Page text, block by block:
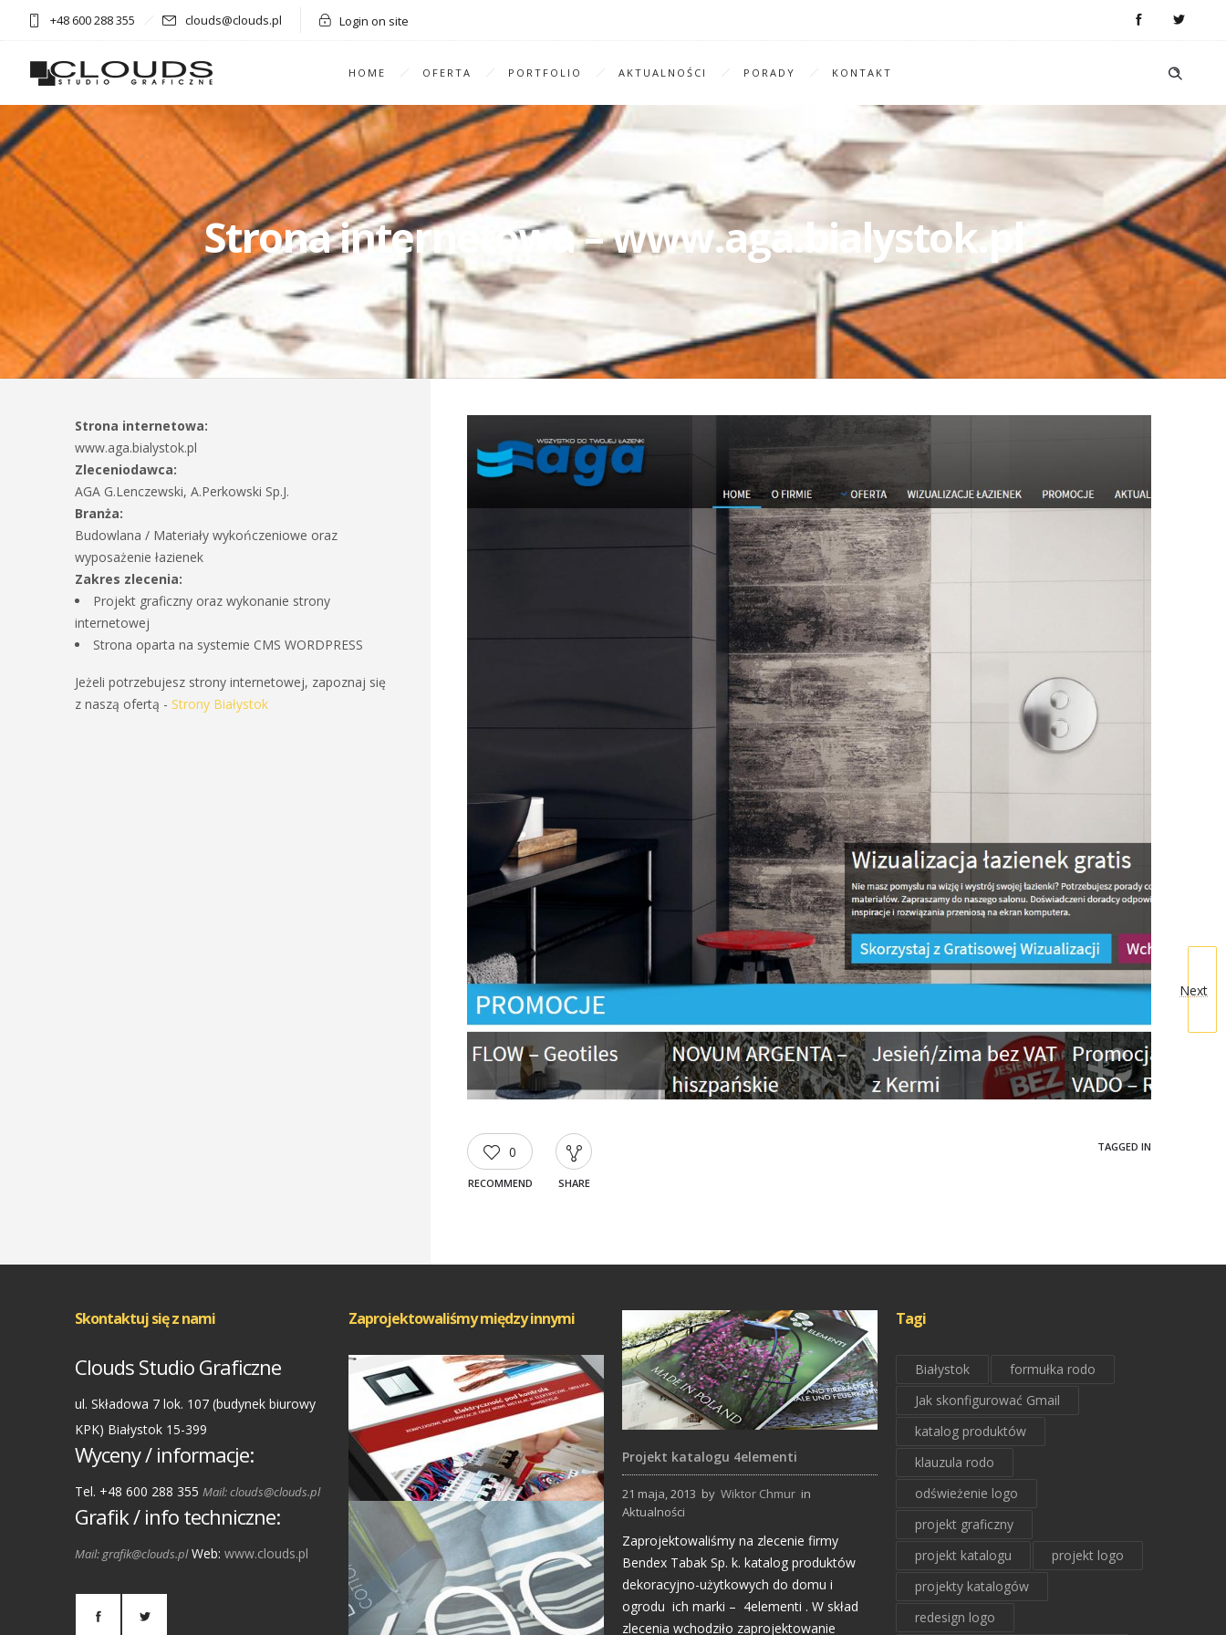
+48 600 288 355 clouds@clouds.pl Login on site
HOME OFERTA PORTFOLIO AKTUALNOŚCI PORADY KONTAKT
Strona internetowa – www.aga.bialystok.pl
Next
0
RECOMMEND SHARE
TAGGED IN
Strona internetowa:
www.aga.bialystok.pl
Zleceniodawca:
AGA G.Lenczewski, A.Perkowski Sp.J.
Branża:
Budowlana / Materiały wykończeniowe oraz
wyposażenie łazienek
Zakres zlecenia:
Projekt graficzny oraz wykonanie strony
internetowej
Strona oparta na systemie CMS WORDPRESS
Jeżeli potrzebujesz strony internetowej, zapoznaj się
z naszą ofertą - Strony Białystok
Skontaktuj się z nami
Clouds Studio Graficzne
ul. Składowa 7 lok. 107 (budynek biurowy
KPK) Białystok 15-399
Wyceny / informacje:
Tel. +48 600 288 355 Mail: clouds@clouds.pl
Grafik / info techniczne:
Mail: grafik@clouds.plWeb: www.clouds.pl
Zaprojektowaliśmy między innymi
Strony Internetowe
Projekt katalogu 4elementi
21 maja, 2013 by Wiktor Chmur in
Aktualności
Zaprojektowaliśmy na zlecenie firmy
Bendex Tabak Sp. k. katalog produktów
dekoracyjno-użytkowych do domu i
ogrodu ich marki – 4elementi . W skład
zlecenia wchodziło zaprojektowanie
Tagi
Białystok
formułka rodo
Jak skonfigurować Gmail
katalog produktów
klauzula rodo
odświeżenie logo
projekt graficzny
projekt katalogu
projekt logo
projekty katalogów
redesign logo